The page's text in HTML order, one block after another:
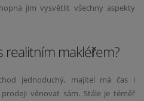
jim vysvětlit všechny aspekty
realitním makléřem?
jednoduchý, majitel má čas i
věnovat sám. Stále je téměř